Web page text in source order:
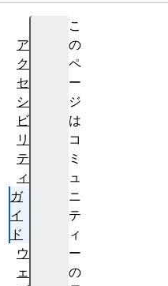
こ
の
ペ
ー
ジ
は
コ
ミ
ュ
ニ
テ
ィ
ー
の
ア
ク
セ
シ
ビ
リ
テ
ィ
ガ
イ
ド
ウ
ェ